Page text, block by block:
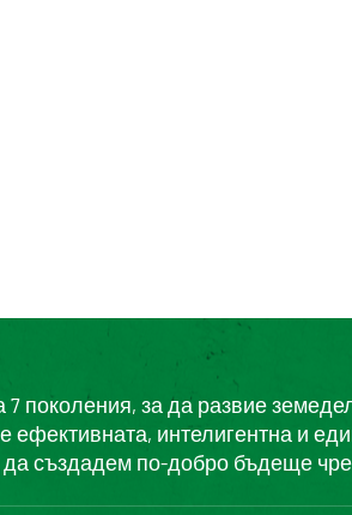
за да развие
интелигентна и
създадем по-добро бъдеще